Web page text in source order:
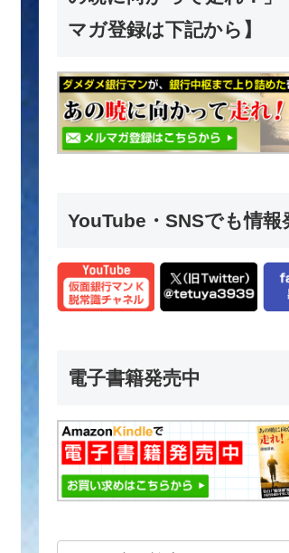
マガ登録は下記から】
YouTube・SNSでも情報
電子書籍発売中